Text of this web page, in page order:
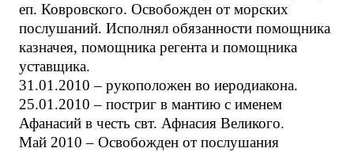
еп. Ковровского. Освобожден от морских
послушаний. Исполнял обязанности помощника
казначея, помощника регента и помощника
уставщика.
31.01.2010 – рукоположен во иеродиакона.
25.01.2010 – постриг в мантию с именем
Афанасий в честь свт. Афнасия Великого.
Май 2010 – Освобожден от послушания